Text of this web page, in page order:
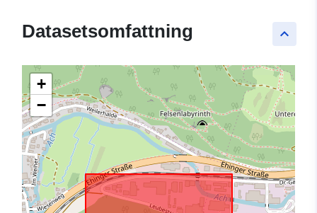
keyboard_arrow_up
Datasetsomfattning
+
−